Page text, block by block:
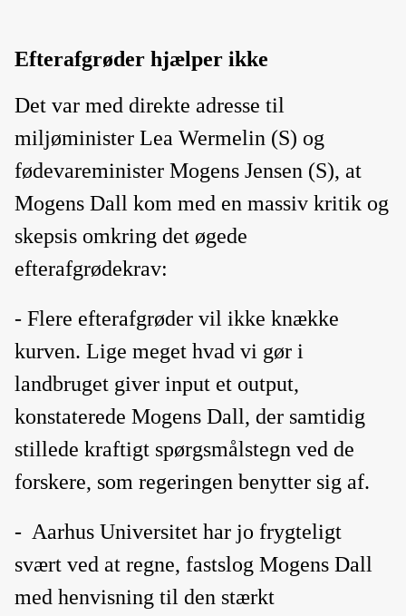
Efterafgrøder hjælper ikke
Det var med direkte adresse til
miljøminister Lea Wermelin (S) og
fødevareminister Mogens Jensen (S), at
Mogens Dall kom med en massiv kritik og
skepsis omkring det øgede
efterafgrødekrav:
- Flere efterafgrøder vil ikke knække
kurven. Lige meget hvad vi gør i
landbruget giver input et output,
konstaterede Mogens Dall, der samtidig
stillede kraftigt spørgsmålstegn ved de
forskere, som regeringen benytter sig af.
- Aarhus Universitet har jo frygteligt
svært ved at regne, fastslog Mogens Dall
med henvisning til den stærkt